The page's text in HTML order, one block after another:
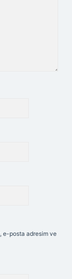
e-posta adresim ve